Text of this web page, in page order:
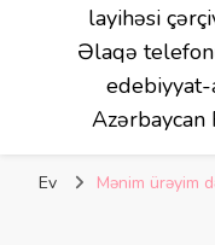
layihəsi
Əlaqə
edebiyyat-
Azərbaycan
Ev Mənim ürəyim